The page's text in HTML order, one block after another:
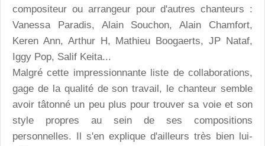
compositeur ou arrangeur pour d'autres chanteurs :
Vanessa Paradis, Alain Souchon, Alain Chamfort,
Keren Ann, Arthur H, Mathieu Boogaerts, JP Nataf,
Iggy Pop, Salif Keita...
Malgré cette impressionnante liste de collaborations,
gage de la qualité de son travail, le chanteur semble
avoir tâtonné un peu plus pour trouver sa voie et son
style propres au sein de ses compositions
personnelles. Il s'en explique d'ailleurs très bien lui-